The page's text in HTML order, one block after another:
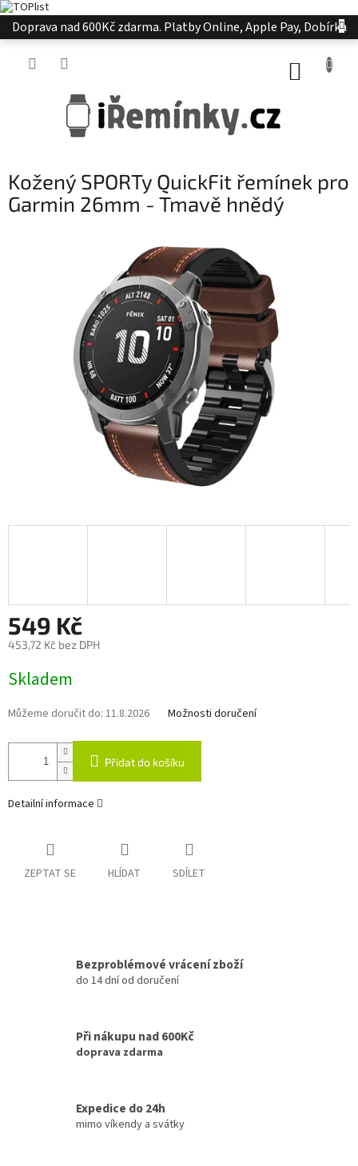
Přejít
na
Doprava nad 600Kč zdarma. Platby Online, Apple Pay, Dobírka
Kožený SPORTy QuickFit řemínek pro
Garmin 26mm - Tmavě hnědý
549 Kč
453,72 Kč bez DPH
cena:
Skladem
Můžeme doručit do: 11.8.2026 Možnosti doručení
Přidat do košíku
Detailní informace
ZEPTAT SE HLÍDAT SDÍLET
Bezproblémové vrácení zboží
do 14 dní od doručení
Při nákupu nad 600Kč
doprava zdarma
Expedice do 24h
mimo víkendy a svátky